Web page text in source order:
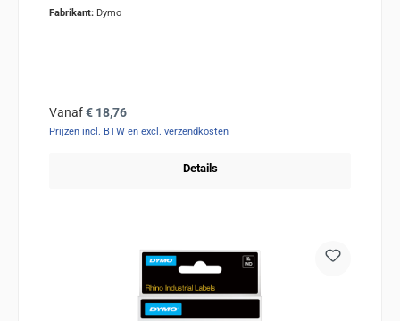
Fabrikant: Dymo
Normale prijs:
Vanaf€ 18,76
Prijzen incl. BTW en excl. verzendkosten
Details